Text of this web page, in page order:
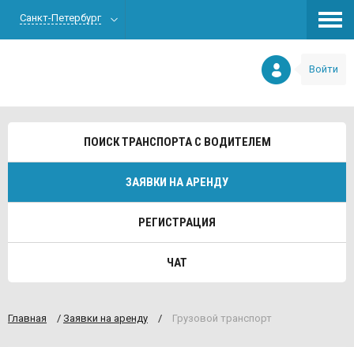
Санкт-Петербург
Войти
ПОИСК ТРАНСПОРТА С ВОДИТЕЛЕМ
ЗАЯВКИ НА АРЕНДУ
РЕГИСТРАЦИЯ
ЧАТ
Главная / Заявки на аренду / Грузовой транспорт